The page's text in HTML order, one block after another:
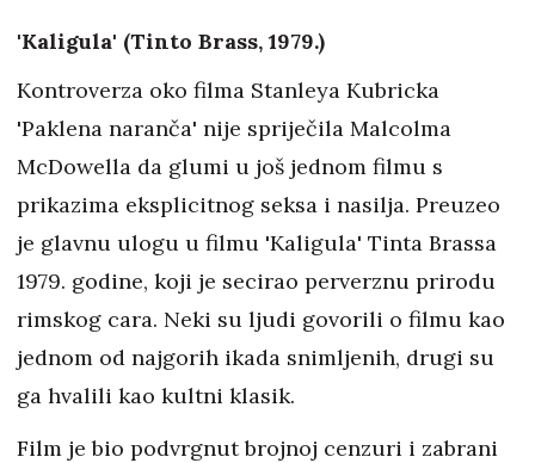
'Kaligula' (Tinto Brass, 1979.)
Kontroverza oko filma Stanleya Kubricka
'Paklena naranča' nije spriječila Malcolma
McDowella da glumi u još jednom filmu s
prikazima eksplicitnog seksa i nasilja. Preuzeo
je glavnu ulogu u filmu 'Kaligula' Tinta Brassa
1979. godine, koji je secirao perverznu prirodu
rimskog cara. Neki su ljudi govorili o filmu kao
jednom od najgorih ikada snimljenih, drugi su
ga hvalili kao kultni klasik.
Film je bio podvrgnut brojnoj cenzuri i zabrani